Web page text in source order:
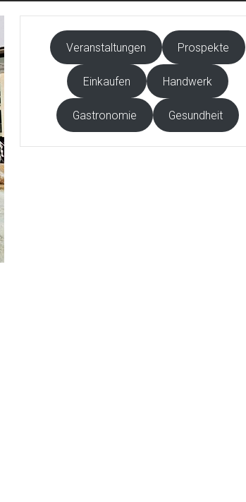
Veranstaltungen Prospekte
Einkaufen Handwerk
Gastronomie Gesundheit